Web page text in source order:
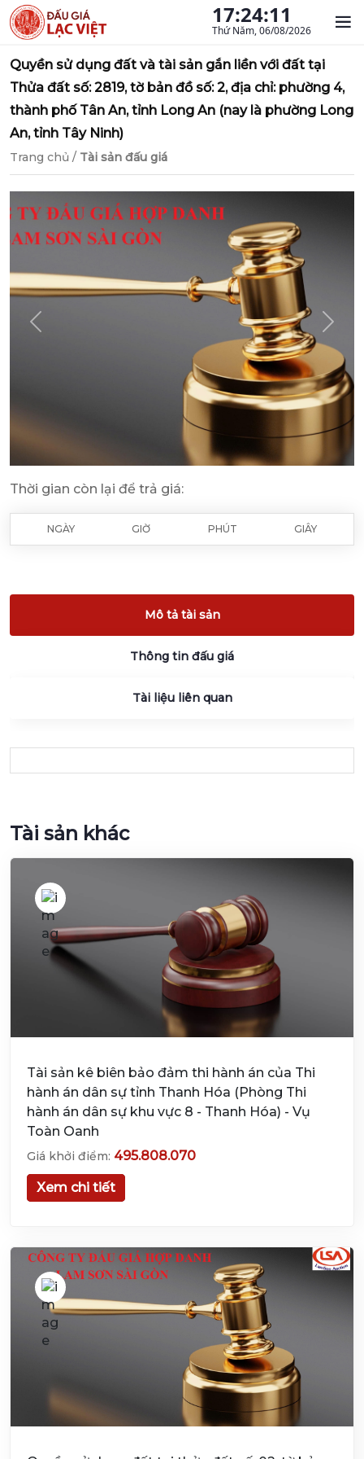
17:24:12
Thứ Năm, 06/08/2026
Quyền sử dụng đất và tài sản gắn liền với đất tại
Thửa đất số: 2819, tờ bản đồ số: 2, địa chỉ: phường 4,
thành phố Tân An, tỉnh Long An (nay là phường Long
An, tỉnh Tây Ninh)
Trang chủ / Tài sản đấu giá
Previous Next
Thời gian còn lại để trả giá:
NGÀY GIỜ PHÚT GIÂY
Mô tả tài sản
Thông tin đấu giá
Tài liệu liên quan
Tài sản khác
Tài sản kê biên bảo đảm thi hành án của Thi
hành án dân sự tỉnh Thanh Hóa (Phòng Thi
hành án dân sự khu vực 8 - Thanh Hóa) - Vụ
Toàn Oanh
Giá khởi điểm: 495.808.070
Xem chi tiết